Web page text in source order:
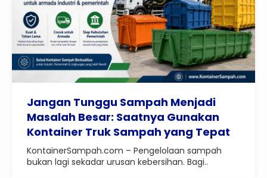
Jangan Tunggu Sampah Menjadi
Masalah Besar: Saatnya Gunakan
Kontainer Truk Sampah yang Tepat
KontainerSampah.com – Pengelolaan sampah
bukan lagi sekadar urusan kebersihan. Bagi..